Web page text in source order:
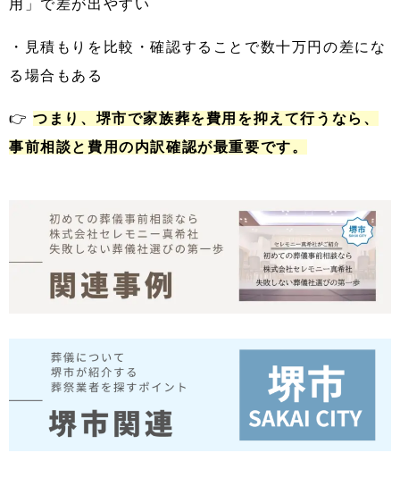
用」で差が出やすい
・見積もりを比較・確認することで数十万円の差にな
る場合もある
👉つまり、堺市で家族葬を費用を抑えて行うなら、
事前相談と費用の内訳確認が最重要です。